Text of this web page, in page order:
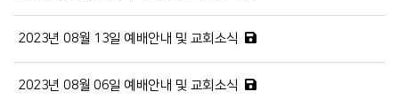
2023년 08월 13일 예배안내 및 교회소식
2023년 08월 06일 예배안내 및 교회소식